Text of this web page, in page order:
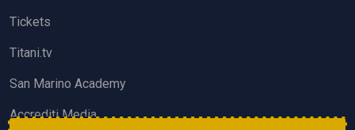
Tickets
Titani.tv
San Marino Academy
Accrediti Media